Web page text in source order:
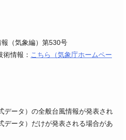
（気象編）第530号
情報： こちら（気象庁ホームペー
データ）の全般台風情報が発表され
データ）だけが発表される場合があ